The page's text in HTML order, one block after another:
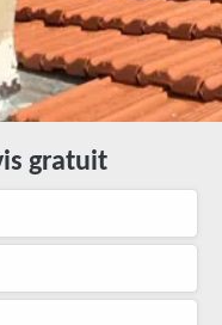
gratuit